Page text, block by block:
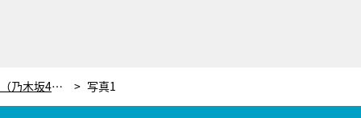
優香、『Qさま』に復帰！高山一実（乃木坂46）も引き続き出演決定で大喜び 写真1